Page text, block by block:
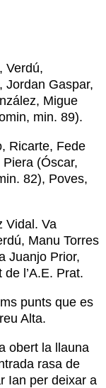
Verdú,
Jordan Gaspar,
Migue
min. 89).
Ricarte, Fede
(Óscar,
82), Poves,
Vidal. Va
Manu Torres
Juanjo Prior,
l’A.E. Prat.
punts que es
Alta.
obert la llauna
rasa de
Ian per deixar a